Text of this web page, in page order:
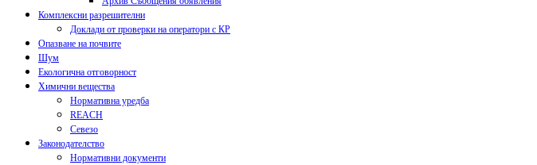
Комплексни разрешителни
Доклади от проверки на оператори с КР
Опазване на почвите
Шум
Екологична отговорност
Химични вещества
Нормативна уредба
REACH
Севезо
Законодателство
Нормативни документи